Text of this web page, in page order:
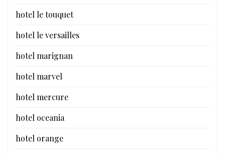
hotel le touquet
hotel le versailles
hotel marignan
hotel marvel
hotel mercure
hotel oceania
hotel orange